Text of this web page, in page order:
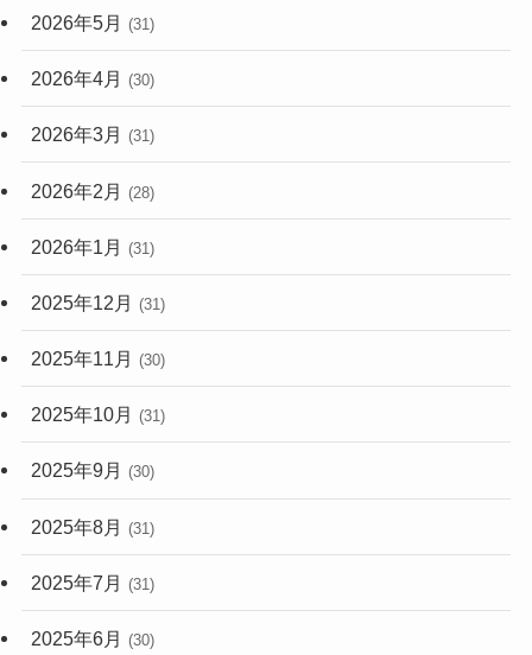
2026年5月 (31)
2026年4月 (30)
2026年3月 (31)
2026年2月 (28)
2026年1月 (31)
2025年12月 (31)
2025年11月 (30)
2025年10月 (31)
2025年9月 (30)
2025年8月 (31)
2025年7月 (31)
2025年6月 (30)